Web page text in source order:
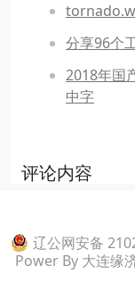
分享96个
2018年国
中字
评论内容
辽公网安备
Power By 大连缘